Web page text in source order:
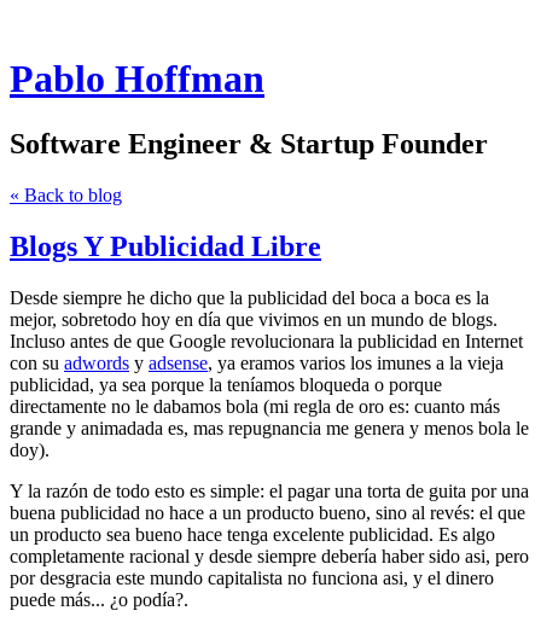
Pablo Hoffman
Software Engineer & Startup Founder
« Back to blog
Blogs Y Publicidad Libre
Desde siempre he dicho que la publicidad del boca a boca es la
mejor, sobretodo hoy en día que vivimos en un mundo de blogs.
Incluso antes de que Google revolucionara la publicidad en Internet
con su adwords y adsense, ya eramos varios los imunes a la vieja
publicidad, ya sea porque la teníamos bloqueda o porque
directamente no le dabamos bola (mi regla de oro es: cuanto más
grande y animadada es, mas repugnancia me genera y menos bola le
doy).
Y la razón de todo esto es simple: el pagar una torta de guita por una
buena publicidad no hace a un producto bueno, sino al revés: el que
un producto sea bueno hace tenga excelente publicidad. Es algo
completamente racional y desde siempre debería haber sido asi, pero
por desgracia este mundo capitalista no funciona asi, y el dinero
puede más... ¿o podía?.